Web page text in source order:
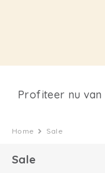
Profiteer nu van
Home Sale
Sale